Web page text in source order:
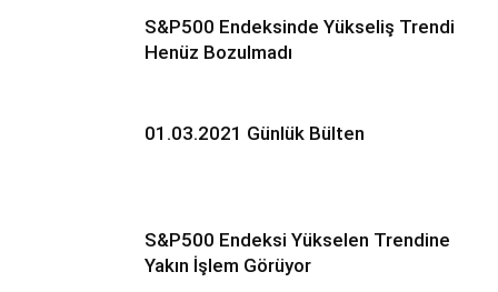
S&P500 Endeksinde Yükseliş Trendi
Henüz Bozulmadı
01.03.2021 Günlük Bülten
S&P500 Endeksi Yükselen Trendine
Yakın İşlem Görüyor